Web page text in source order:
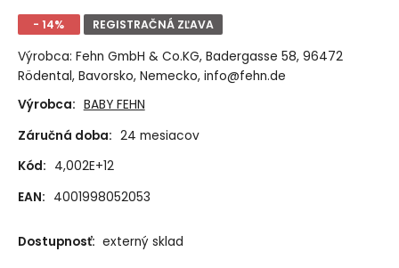
- 14% REGISTRAČNÁ ZĽAVA
Výrobca: Fehn GmbH & Co.KG, Badergasse 58, 96472
Rödental, Bavorsko, Nemecko, info@fehn.de
Výrobca: BABY FEHN
Záručná doba: 24 mesiacov
Kód: 4,002E+12
EAN: 4001998052053
Dostupnosť: externý sklad